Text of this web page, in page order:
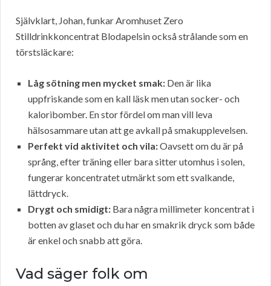
Självklart, Johan, funkar Aromhuset Zero
Stilldrinkkoncentrat Blodapelsin också strålande som en
törstsläckare:
Låg sötning men mycket smak: Den är lika
uppfriskande som en kall läsk men utan socker- och
kaloribomber. En stor fördel om man vill leva
hälsosammare utan att ge avkall på smakupplevelsen.
Perfekt vid aktivitet och vila:Oavsett om du är på
språng, efter träning eller bara sitter utomhus i solen,
fungerar koncentratet utmärkt som ett svalkande,
lättdryck.
Drygt och smidigt: Bara några millimeter koncentrat i
botten av glaset och du har en smakrik dryck som både
är enkel och snabb att göra.
Vad säger folk om